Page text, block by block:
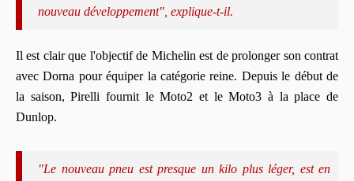
nouveau développement", explique-t-il.
Il est clair que l'objectif de Michelin est de prolonger son contrat
avec Dorna pour équiper la catégorie reine. Depuis le début de
la saison, Pirelli fournit le Moto2 et le Moto3 à la place de
Dunlop.
"Le nouveau pneu est presque un kilo plus léger, est en